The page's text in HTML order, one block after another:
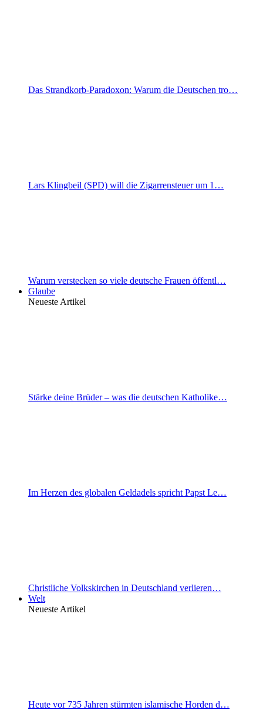
Das Strandkorb-Paradoxon: Warum die Deutschen tro…
Lars Klingbeil (SPD) will die Zigarrensteuer um 1…
Warum verstecken so viele deutsche Frauen öffentl…
Glaube
Neueste Artikel
Stärke deine Brüder – was die deutschen Katholike…
Im Herzen des globalen Geldadels spricht Papst Le…
Christliche Volkskirchen in Deutschland verlieren…
Welt
Neueste Artikel
Heute vor 735 Jahren stürmten islamische Horden d…